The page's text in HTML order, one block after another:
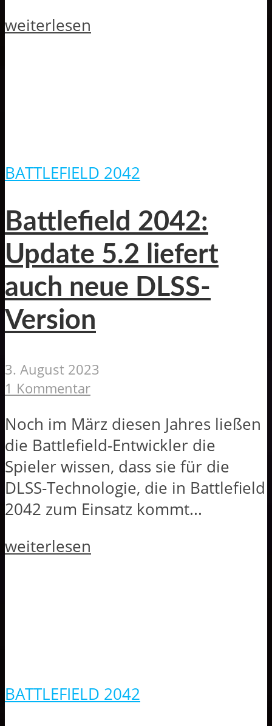
weiterlesen
BATTLEFIELD 2042
Battlefield 2042:
Update 5.2 liefert
auch neue DLSS-
Version
3. August 2023
1 Kommentar
Noch im März diesen Jahres ließen
die Battlefield-Entwickler die
Spieler wissen, dass sie für die
DLSS-Technologie, die in Battlefield
2042 zum Einsatz kommt...
weiterlesen
BATTLEFIELD 2042